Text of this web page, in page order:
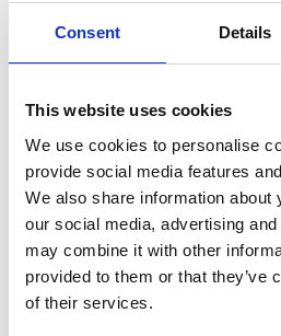
Consent Details
This website uses cookies
We use cookies to personalise
provide social media features
We also share information about
our social media, advertising
may combine it with other
provided to them or that they’ve
of their services.
436,50 DKK
Type: Brændstofsdele
HDF15/20 HDEF115/130
HDF25/30 HDEF40/60